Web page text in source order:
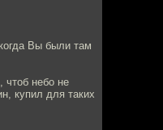
Вы были там
чтоб небо не
купил для таких